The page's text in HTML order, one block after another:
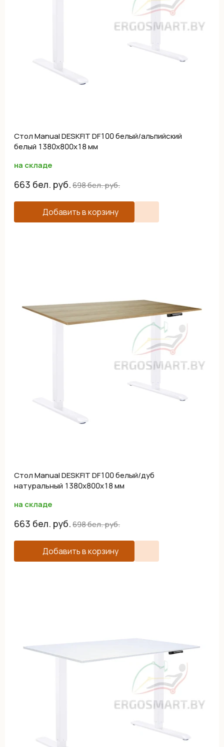
Cтол Manual DESKFIT DF100 белый/альпийский
белый 1380х800х18 мм
на складе
663 бел. руб.698бел. руб.
Добавить в корзину
Cтол Manual DESKFIT DF100 белый/дуб
натуральный 1380х800х18 мм
на складе
663 бел. руб.698бел. руб.
Добавить в корзину